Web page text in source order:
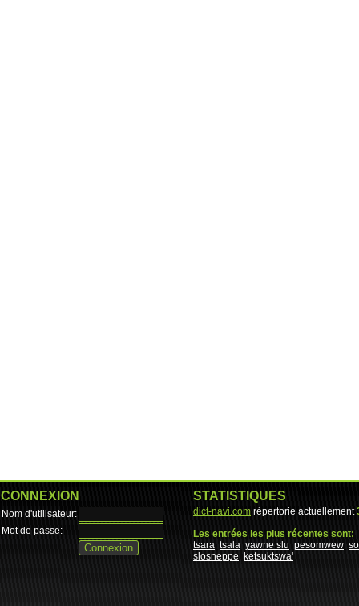
CONNEXION
Nom d'utilisateur:
Mot de passe:
STATISTIQUES
dict-navi.com répertorie actuellement
Les entrées les plus récentes sont:
tsara tsala yawne slu pesomwew
slosneppe
ketsuktswa'